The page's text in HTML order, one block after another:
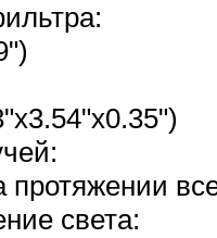
света: